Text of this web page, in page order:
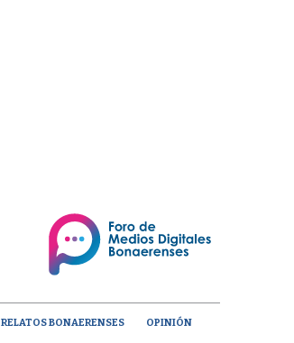
RELATOS BONAERENSES
OPINIÓN